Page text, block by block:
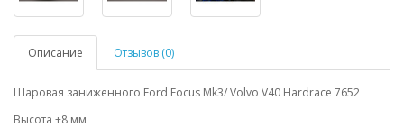
Описание Отзывов (0)
Шаровая заниженного Ford Focus Mk3/ Volvo V40 Hardrace 7652
Высота +8 мм